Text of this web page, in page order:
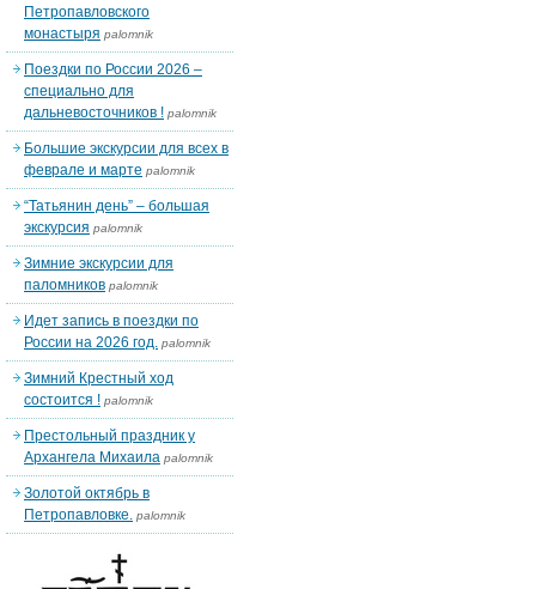
Петропавловского
монастыря palomnik
Поездки по России 2026 –
специально для
дальневосточников ! palomnik
Большие экскурсии для всех в
феврале и марте palomnik
“Татьянин день” – большая
экскурсия palomnik
Зимние экскурсии для
паломников palomnik
Идет запись в поездки по
России на 2026 год. palomnik
Зимний Крестный ход
состоится ! palomnik
Престольный праздник у
Архангела Михаила palomnik
Золотой октябрь в
Петропавловке. palomnik